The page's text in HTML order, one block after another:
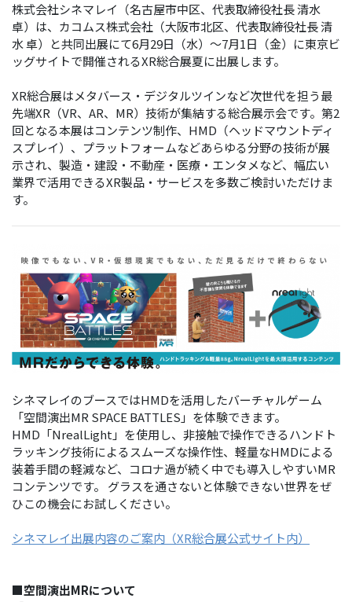
株式会社シネマレイ（名古屋市中区、代表取締役社長 清水
卓）は、カコムス株式会社（大阪市北区、代表取締役社長 清
水 卓）と共同出展にて6月29日（水）～7月1日（金）に東京ビ
ッグサイトで開催されるXR総合展夏に出展します。
XR総合展はメタバース・デジタルツインなど次世代を担う最
先端XR（VR、AR、MR）技術が集結する総合展示会です。第2
回となる本展はコンテンツ制作、HMD（ヘッドマウントディ
スプレイ）、プラットフォームなどあらゆる分野の技術が展
示され、製造・建設・不動産・医療・エンタメなど、幅広い
業界で活用できるXR製品・サービスを多数ご検討いただけま
す。
シネマレイのブースではHMDを活用したバーチャルゲーム
「空間演出MR SPACE BATTLES」を体験できます。
HMD「NrealLight」を使用し、非接触で操作できるハンドト
ラッキング技術によるスムーズな操作性、軽量なHMDによる
装着手間の軽減など、コロナ過が続く中でも導入しやすいMR
コンテンツです。 グラスを通さないと体験できない世界をぜ
ひこの機会にお試しください。
シネマレイ出展内容のご案内（XR総合展公式サイト内）
■空間演出MRについて